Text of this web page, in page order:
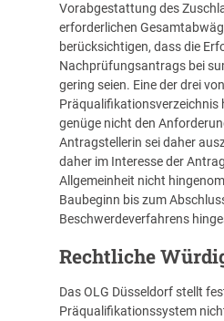
Vorabgestattung des
erforderlichen
berücksichtigen, dass die
Nachprüfungsantrags bei
gering seien. Eine der drei
Präqualifikationsverzeichnis
genüge nicht den
Antragstellerin sei daher
daher im Interesse der
Allgemeinheit nicht
Baubeginn bis zum
Beschwerdeverfahrens
Rechtliche
Das OLG Düsseldorf stellt
Präqualifikationssystem